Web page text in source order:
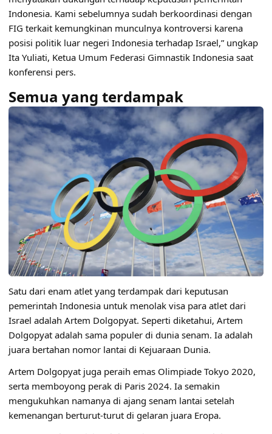
Indonesia. Kami sebelumnya sudah berkoordinasi dengan
FIG terkait kemungkinan munculnya kontroversi karena
posisi politik luar negeri Indonesia terhadap Israel,” ungkap
Ita Yuliati, Ketua Umum Federasi Gimnastik Indonesia saat
konferensi pers.
Semua yang terdampak
Satu dari enam atlet yang terdampak dari keputusan
pemerintah Indonesia untuk menolak visa para atlet dari
Israel adalah Artem Dolgopyat. Seperti diketahui, Artem
Dolgopyat adalah sama populer di dunia senam. Ia adalah
juara bertahan nomor lantai di Kejuaraan Dunia.
Artem Dolgopyat juga peraih emas Olimpiade Tokyo 2020,
serta memboyong perak di Paris 2024. Ia semakin
mengukuhkan namanya di ajang senam lantai setelah
kemenangan berturut-turut di gelaran juara Eropa.